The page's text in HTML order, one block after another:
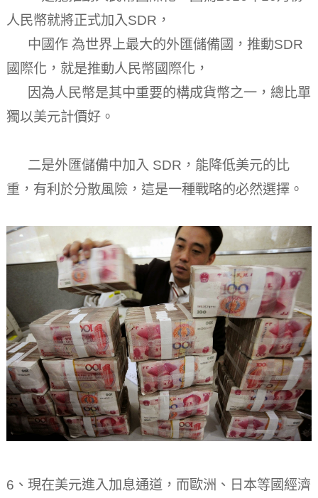
人民幣就將正式加入SDR，
中國作 為世界上最大的外匯儲備國，推動SDR
國際化，就是推動人民幣國際化，
因為人民幣是其中重要的構成貨幣之一，總比單
獨以美元計價好。
二是外匯儲備中加入 SDR，能降低美元的比
重，有利於分散風險，這是一種戰略的必然選擇。
6、現在美元進入加息通道，而歐洲、日本等國經濟